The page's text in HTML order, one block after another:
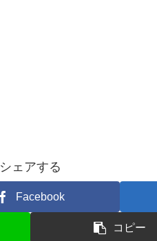
シェアする
Facebook
コピー